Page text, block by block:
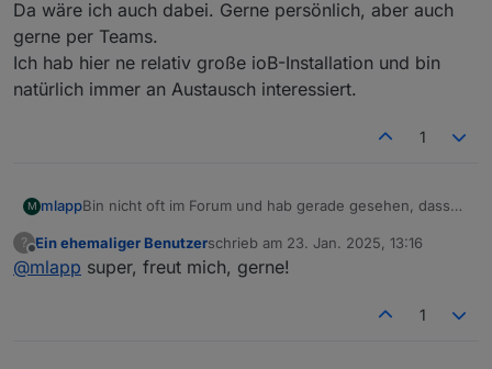
Da wäre ich auch dabei. Gerne persönlich, aber auch
gerne per Teams.
Ich hab hier ne relativ große ioB-Installation und bin
natürlich immer an Austausch interessiert.
1
M mlappBin nicht oft im Forum und hab gerade gesehen, dass
Da wäre ich auch dabei. Gerne persönlich, aber auch
gerne per Teams.
?
Offline
Ein ehemaliger Benutzerschrieb am 23. Jan. 2025, 13:16
zuletzt editiert von
@mlapp super, freut mich, gerne!
1